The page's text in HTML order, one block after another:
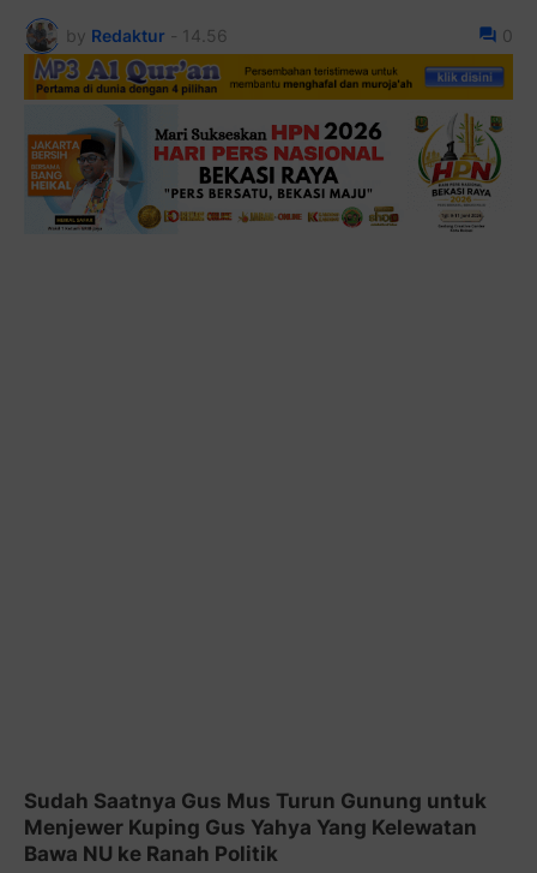
by Redaktur - 14.56 0
Sudah Saatnya Gus Mus Turun Gunung untuk
Menjewer Kuping Gus Yahya Yang Kelewatan
Bawa NU ke Ranah Politik